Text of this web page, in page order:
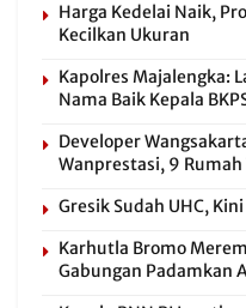
Harga Kedelai Naik,
Kecilkan Ukuran
Kapolres Majalengka:
Nama Baik Kepala
Developer
Wanprestasi, 9 Rumah
Gresik Sudah UHC,
Karhutla Bromo
Gabungan Padamkan